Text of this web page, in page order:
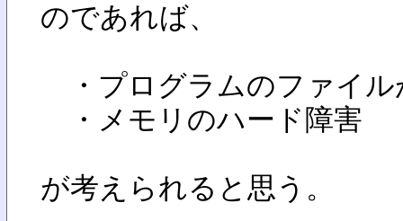
のであれば、
・プログラムのファイル
・メモリのハード障害
が考えられると思う。